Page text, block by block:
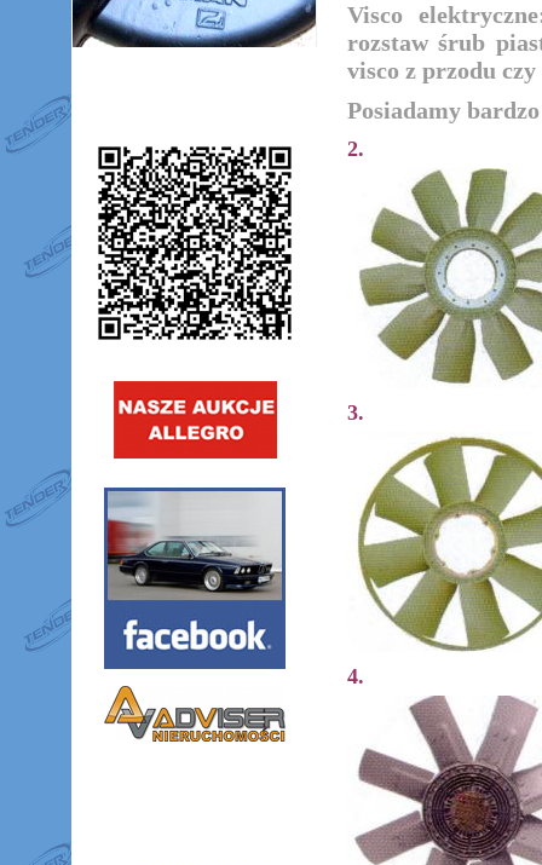
Visco
rozstaw śrub
visco z przodu
Posiadamy
2.
3.
4.